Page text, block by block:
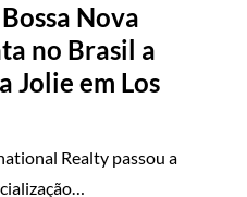
Nova
no Brasil a
Jolie em Los
Realty passou a